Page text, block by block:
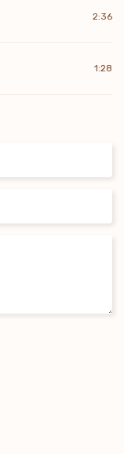
2:36
1:28